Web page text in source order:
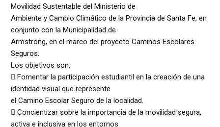
Movilidad Sustentable del Ministerio de
Ambiente y Cambio Climático de la Provincia de Santa Fe, en
conjunto con la Municipalidad de
Armstrong, en el marco del proyecto Caminos Escolares
Seguros.
Los objetivos son:
 Fomentar la participación estudiantil en la creación de una
identidad visual que represente
el Camino Escolar Seguro de la localidad.
 Concientizar sobre la importancia de la movilidad segura,
activa e inclusiva en los entornos